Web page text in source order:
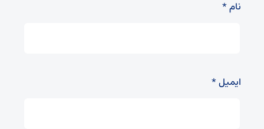
نام*
ایمیل*